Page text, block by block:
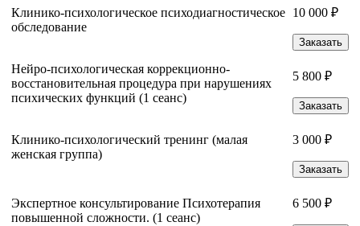
Клинико-психологическое психодиагностическое
обследование
10 000 ₽
Заказать
Нейро-психологическая коррекционно-
восстановительная процедура при нарушениях
психических функций (1 сеанс)
5 800 ₽
Заказать
Клинико-психологический тренинг (малая
женская группа)
3 000 ₽
Заказать
Экспертное консультирование Психотерапия
повышенной сложности. (1 сеанс)
6 500 ₽